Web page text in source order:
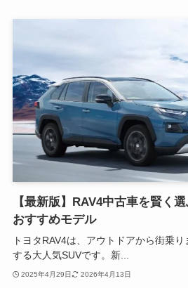
【最新版】RAV4中古車を賢く
おすすめモデル
トヨタRAV4は、アウトドアから街乗
する大人気SUVです。新...
2025年4月29日 2026年4月13日